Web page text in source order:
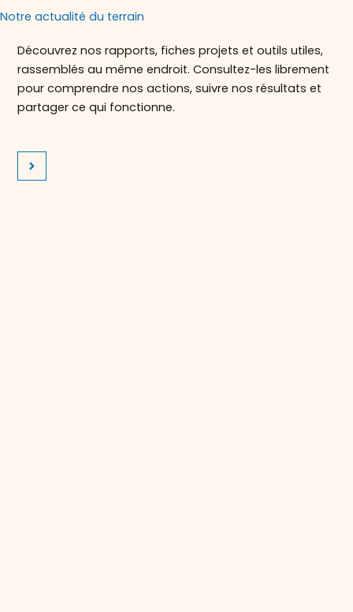
Notre actualité du terrain
Découvrez nos rapports, fiches projets et outils utiles,
rassemblés au même endroit. Consultez-les librement
pour comprendre nos actions, suivre nos résultats et
partager ce qui fonctionne.